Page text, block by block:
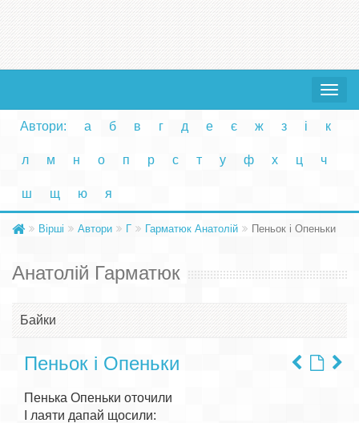
Toggle
Автори: а б в г д е є ж з і к
л м н о п р с т у ф х ц ч
ш щ ю я
Вірші Автори Г Гарматюк Анатолій Пеньок і Опеньки
Анатолій Гарматюк
Байки
Пеньок і Опеньки
Пенька Опеньки оточили
І лаяти дапай щосили: